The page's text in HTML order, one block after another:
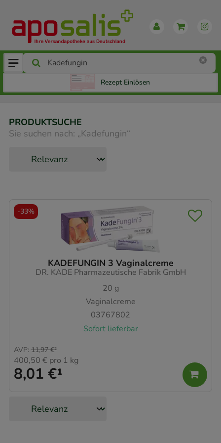
Rezept Einlösen
PRODUKTSUCHE
Sie suchen nach: „Kadefungin“
KADEFUNGIN 3 Vaginalcreme
DR. KADE Pharmazeutische Fabrik GmbH
20 g
Vaginalcreme
03767802
Sofort lieferbar
8,01 €¹
AVP: 11,97 €²
400,50 € pro 1 kg
-33%